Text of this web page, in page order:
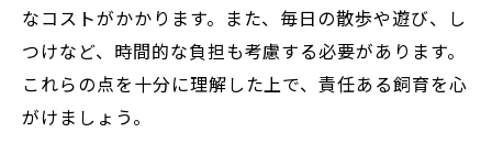
なコストがかかります。また、毎日の散歩や遊び、し
つけなど、時間的な負担も考慮する必要があります。
これらの点を十分に理解した上で、責任ある飼育を心
がけましょう。